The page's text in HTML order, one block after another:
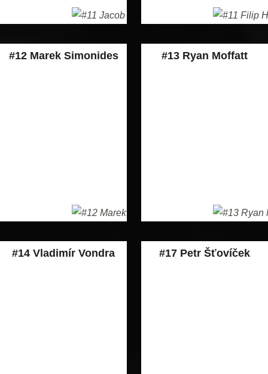
#12 Marek Simonides #13 Ryan Moffatt
#14 Vladimír Vondra #17 Petr Šťovíček